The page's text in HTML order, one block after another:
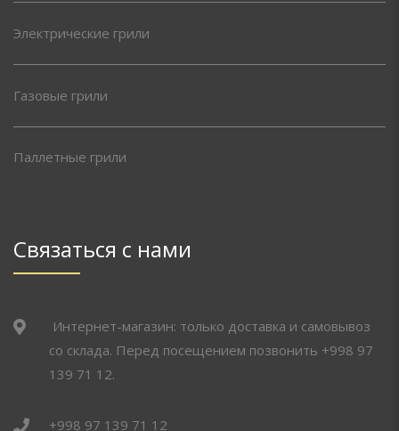
Электрические грили
Газовые грили
Паллетные грили
Связаться с нами
Интернет-магазин: только доставка и самовывоз
со склада. Перед посещением позвонить +998 97
139 71 12.
+998 97 139 71 12